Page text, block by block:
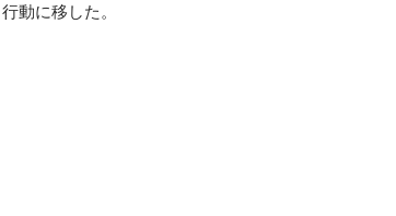
動に移した。